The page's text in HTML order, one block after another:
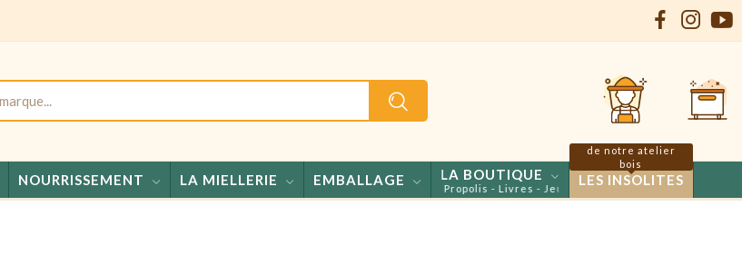
NOURRISSEMENT LA MIELLERIE EMBALLAGE LA BOUTIQUE
Miels - Confiseries - Propolis - Livres - Jeux
LES INSOLITES
de notre atelier
bois